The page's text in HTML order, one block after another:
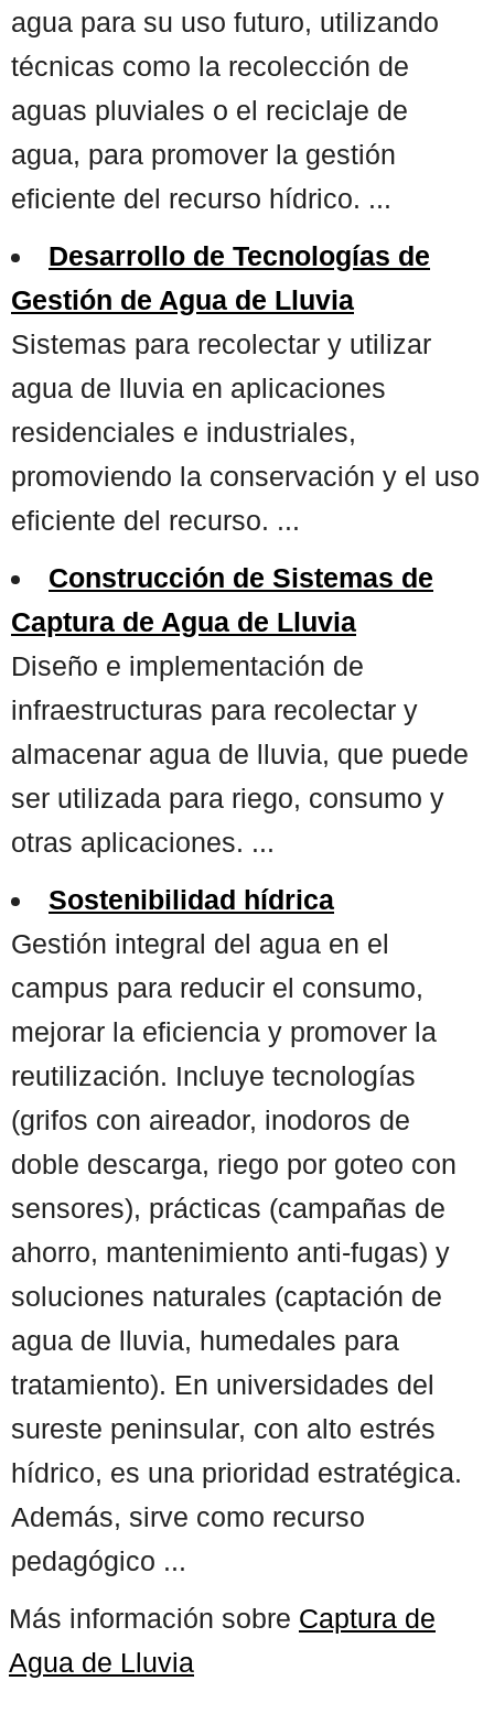
agua para su uso futuro, utilizando
técnicas como la recolección de
aguas pluviales o el reciclaje de
agua, para promover la gestión
eficiente del recurso hídrico. ...
Desarrollo de Tecnologías de
Gestión de Agua de Lluvia
Sistemas para recolectar y utilizar
agua de lluvia en aplicaciones
residenciales e industriales,
promoviendo la conservación y el uso
eficiente del recurso. ...
Construcción de Sistemas de
Captura de Agua de Lluvia
Diseño e implementación de
infraestructuras para recolectar y
almacenar agua de lluvia, que puede
ser utilizada para riego, consumo y
otras aplicaciones. ...
Sostenibilidad hídrica
Gestión integral del agua en el
campus para reducir el consumo,
mejorar la eficiencia y promover la
reutilización. Incluye tecnologías
(grifos con aireador, inodoros de
doble descarga, riego por goteo con
sensores), prácticas (campañas de
ahorro, mantenimiento anti-fugas) y
soluciones naturales (captación de
agua de lluvia, humedales para
tratamiento). En universidades del
sureste peninsular, con alto estrés
hídrico, es una prioridad estratégica.
Además, sirve como recurso
pedagógico ...
Más información sobre Captura de
Agua de Lluvia